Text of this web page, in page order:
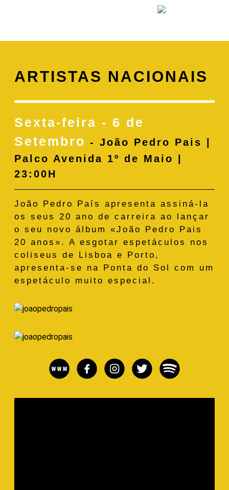
ARTISTAS NACIONAIS
Sexta-feira - 6 de
Setembro - João Pedro Pais |
Palco Avenida 1º de Maio |
23:00H
João Pedro País apresenta assiná-la
os seus 20 ano de carreira ao lançar
o seu novo álbum «João Pedro Pais
20 anos». A esgotar espetáculos nos
coliseus de Lisboa e Porto,
apresenta-se na Ponta do Sol com um
espetáculo muito especial.